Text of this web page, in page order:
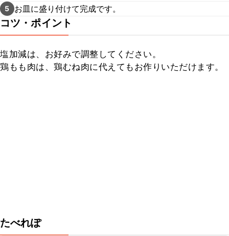
5 お皿に盛り付けて完成です。
コツ・ポイント
塩加減は、お好みで調整してください。
鶏もも肉は、鶏むね肉に代えてもお作りいただけます。
たべれぽ